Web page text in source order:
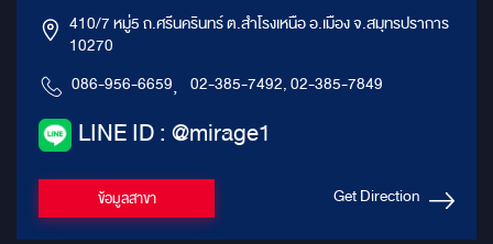
410/7 หมู่5 ถ.ศรีนครินทร์ ต.สำโรงเหนือ อ.เมือง จ.สมุทรปราการ
10270
086-956-6659, 02-385-7492, 02-385-7849
LINE ID : @mirage1
ข้อมูลสาขา Get Direction